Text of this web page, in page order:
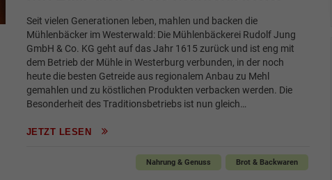
Seit vielen Generationen leben, mahlen und backen die
Mühlenbäcker im Westerwald: Die Mühlenbäckerei Rudolf Jung
GmbH & Co. KG geht auf das Jahr 1615 zurück und ist eng mit
dem Betrieb der Mühle in Westerburg verbunden, in der noch
heute die besten Getreide aus regionalem Anbau zu Mehl
gemahlen und zu köstlichen Produkten verbacken werden. Die
Besonderheit des Traditionsbetriebs ist nun gleich…
JETZT LESEN
Nahrung & Genuss Brot & Backwaren